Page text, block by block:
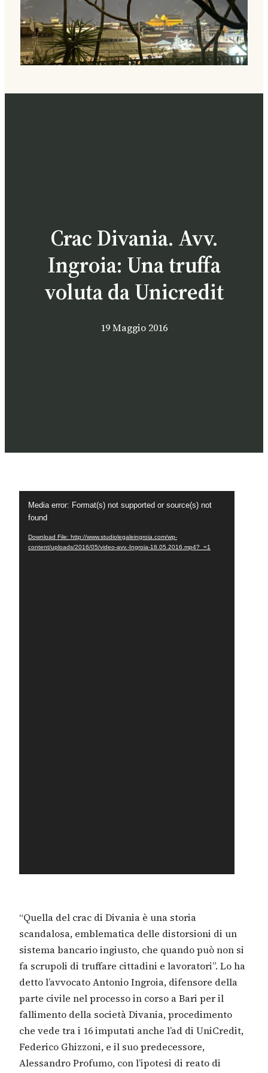
Crac Divania. Avv.
Ingroia: Una truffa
voluta da Unicredit
19 Maggio 2016
Player
Media error: Format(s) not supported or source(s) not
found
Download File: http://www.studiolegaleingroia.com/wp-
content/uploads/2016/05/video-avv.-Ingroia-18.05.2016.mp4?_=1
“Quella del crac di Divania è una storia
scandalosa, emblematica delle distorsioni di un
sistema bancario ingiusto, che quando può non si
fa scrupoli di truffare cittadini e lavoratori”. Lo ha
detto l’avvocato Antonio Ingroia, difensore della
parte civile nel processo in corso a Bari per il
fallimento della società Divania, procedimento
che vede tra i 16 imputati anche l’ad di UniCredit,
Federico Ghizzoni, e il suo predecessore,
Alessandro Profumo, con l’ipotesi di reato di